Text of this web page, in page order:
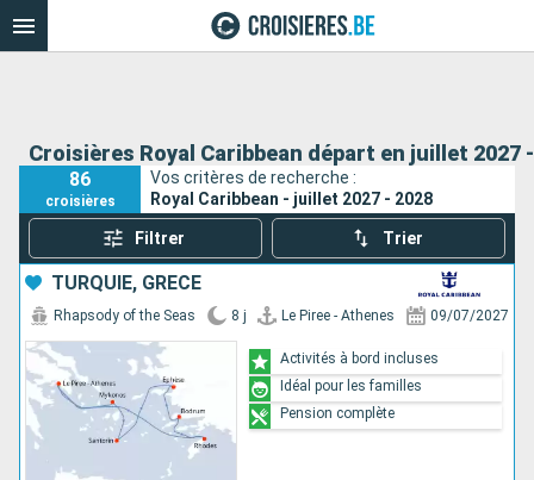
Croisières Royal Caribbean départ en juillet 2027
86
croisières
Vos critères de recherche :
Royal Caribbean - juillet 2027 - 2028
Filtrer Trier
TURQUIE, GRÈCE
Rhapsody of the Seas 8 j Le Piree - Athenes 09/07/2027
Activités à bord incluses
Idéal pour les familles
Pension complète